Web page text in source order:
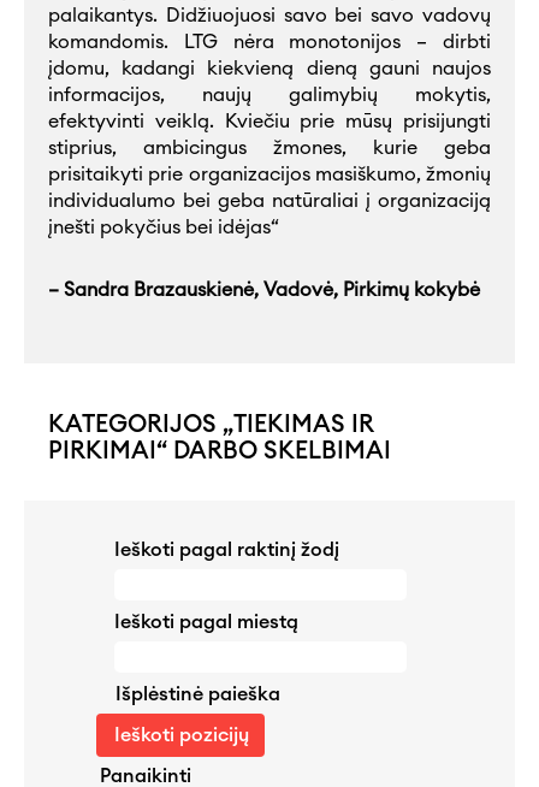
palaikantys. Didžiuojuosi savo bei savo vadovų
komandomis. LTG nėra monotonijos – dirbti
įdomu, kadangi kiekvieną dieną gauni naujos
informacijos, naujų galimybių mokytis,
efektyvinti veiklą. Kviečiu prie mūsų prisijungti
stiprius, ambicingus žmones, kurie geba
prisitaikyti prie organizacijos masiškumo, žmonių
individualumo bei geba natūraliai į organizaciją
įnešti pokyčius bei idėjas“
– Sandra Brazauskienė, Vadovė, Pirkimų kokybė
KATEGORIJOS „TIEKIMAS IR
PIRKIMAI“ DARBO SKELBIMAI
Ieškoti pagal raktinį žodį
Ieškoti pagal miestą
Išplėstinė paieška
Panaikinti